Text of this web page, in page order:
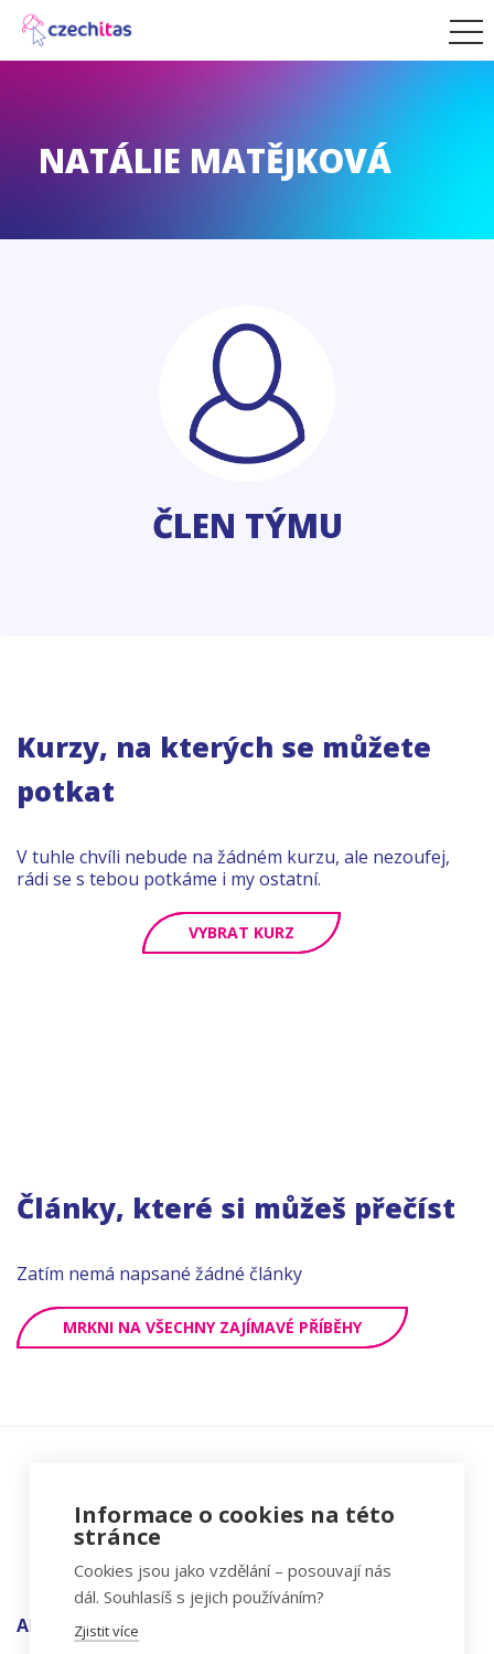
NATÁLIE MATĚJKOVÁ
ČLEN TÝMU
Kurzy, na kterých se můžete
potkat
V tuhle chvíli nebude na žádném kurzu, ale nezoufej,
rádi se s tebou potkáme i my ostatní.
VYBRAT KURZ
Články, které si můžeš přečíst
Zatím nemá napsané žádné články
MRKNI NA VŠECHNY ZAJÍMAVÉ PŘÍBĚHY
ADRESA
Informace o cookies na této
stránce
Cookies jsou jako vzdělání – posouvají nás
dál. Souhlasíš s jejich používáním?
Zjistit více